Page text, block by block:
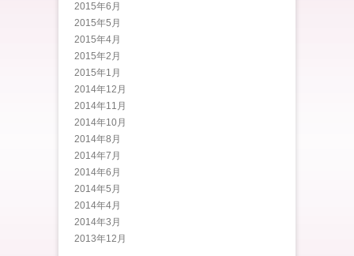
2015年6月
2015年5月
2015年4月
2015年2月
2015年1月
2014年12月
2014年11月
2014年10月
2014年8月
2014年7月
2014年6月
2014年5月
2014年4月
2014年3月
2013年12月